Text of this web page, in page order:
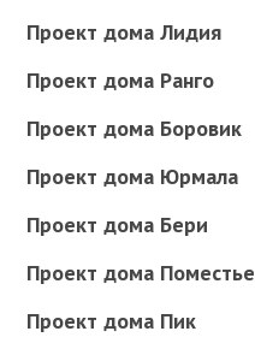
Проект дома Лидия
Проект дома Ранго
Проект дома Боровик
Проект дома Юрмала
Проект дома Бери
Проект дома Поместье
Проект дома Пик